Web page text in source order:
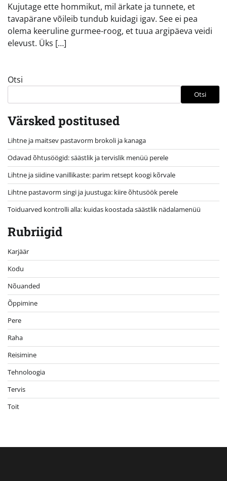
Kujutage ette hommikut, mil ärkate ja tunnete, et
tavapärane võileib tundub kuidagi igav. See ei pea
olema keeruline gurmee-roog, et tuua argipäeva veidi
elevust. Üks […]
Otsi
Otsi
Värsked postitused
Lihtne ja maitsev pastavorm brokoli ja kanaga
Odavad õhtusöögid: säästlik ja tervislik menüü perele
Lihtne ja siidine vanillikaste: parim retsept koogi kõrvale
Lihtne pastavorm singi ja juustuga: kiire õhtusöök perele
Toiduarved kontrolli alla: kuidas koostada säästlik nädalamenüü
Rubriigid
Karjäär
Kodu
Nõuanded
Õppimine
Pere
Raha
Reisimine
Tehnoloogia
Tervis
Toit